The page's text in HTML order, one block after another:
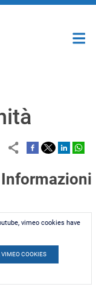
principale
vimeo cookies have
VIMEO COOKIES